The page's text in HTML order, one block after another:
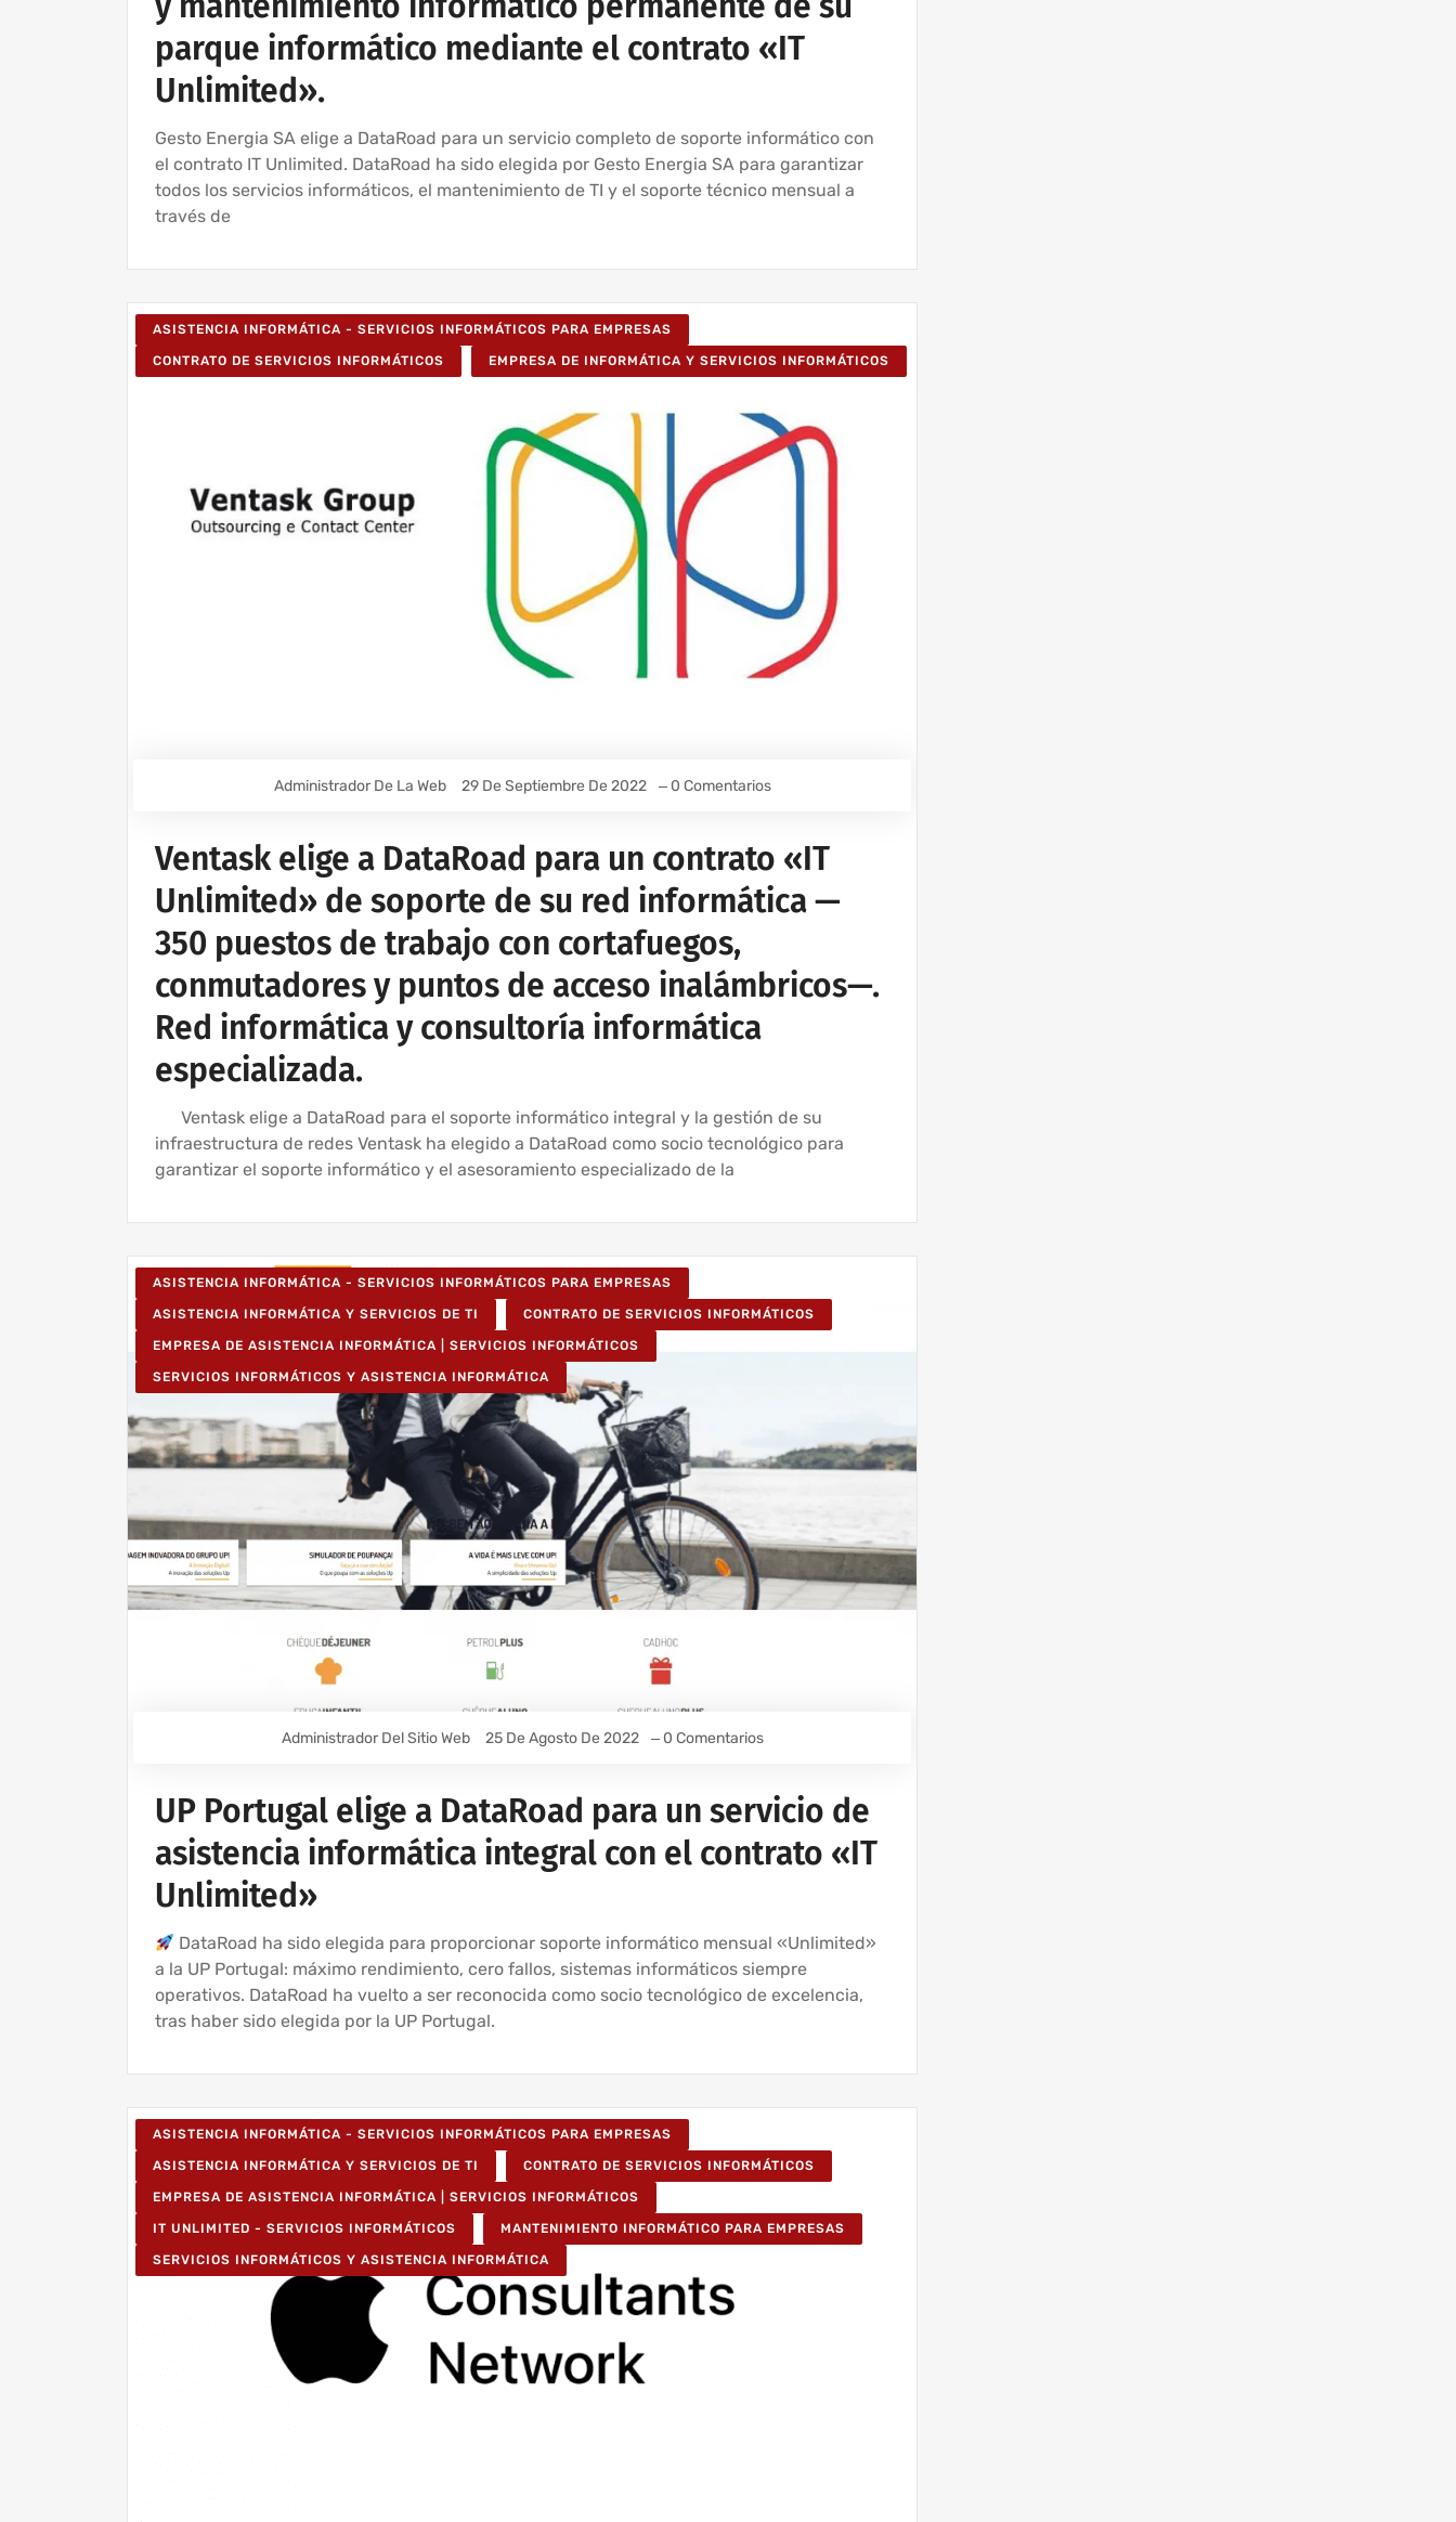
parque informático mediante el contrato «IT
Unlimited».
Gesto Energia SA elige a DataRoad para un servicio completo de soporte informático con
el contrato IT Unlimited. DataRoad ha sido elegida por Gesto Energia SA para garantizar
todos los servicios informáticos, el mantenimiento de TI y el soporte técnico mensual a
través de
ASISTENCIA INFORMÁTICA - SERVICIOS INFORMÁTICOS PARA EMPRESAS
CONTRATO DE SERVICIOS INFORMÁTICOS EMPRESA DE INFORMÁTICA Y SERVICIOS INFORMÁTICOS
Administrador De La Web 29 De Septiembre De 2022 0 Comentarios
Ventask elige a DataRoad para un contrato «IT
Unlimited» de soporte de su red informática —
350 puestos de trabajo con cortafuegos,
conmutadores y puntos de acceso inalámbricos—.
Red informática y consultoría informática
especializada.
Ventask elige a DataRoad para el soporte informático integral y la gestión de su
infraestructura de redes Ventask ha elegido a DataRoad como socio tecnológico para
garantizar el soporte informático y el asesoramiento especializado de la
ASISTENCIA INFORMÁTICA - SERVICIOS INFORMÁTICOS PARA EMPRESAS
ASISTENCIA INFORMÁTICA Y SERVICIOS DE TI CONTRATO DE SERVICIOS INFORMÁTICOS
EMPRESA DE ASISTENCIA INFORMÁTICA | SERVICIOS INFORMÁTICOS
SERVICIOS INFORMÁTICOS Y ASISTENCIA INFORMÁTICA
Administrador Del Sitio Web 25 De Agosto De 2022 0 Comentarios
UP Portugal elige a DataRoad para un servicio de
asistencia informática integral con el contrato «IT
Unlimited»
DataRoad ha sido elegida para proporcionar soporte informático mensual «Unlimited»
a la UP Portugal: máximo rendimiento, cero fallos, sistemas informáticos siempre
operativos. DataRoad ha vuelto a ser reconocida como socio tecnológico de excelencia,
tras haber sido elegida por la UP Portugal.
ASISTENCIA INFORMÁTICA - SERVICIOS INFORMÁTICOS PARA EMPRESAS
ASISTENCIA INFORMÁTICA Y SERVICIOS DE TI CONTRATO DE SERVICIOS INFORMÁTICOS
EMPRESA DE ASISTENCIA INFORMÁTICA | SERVICIOS INFORMÁTICOS
IT UNLIMITED - SERVICIOS INFORMÁTICOS MANTENIMIENTO INFORMÁTICO PARA EMPRESAS
SERVICIOS INFORMÁTICOS Y ASISTENCIA INFORMÁTICA